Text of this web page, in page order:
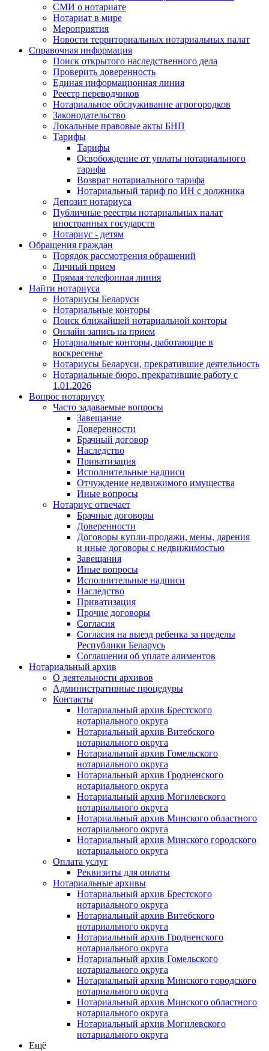
СМИ о нотариате
Нотариат в мире
Мероприятия
Новости территориальных нотариальных палат
Справочная информация
Поиск открытого наследственного дела
Проверить доверенность
Единая информационная линия
Реестр переводчиков
Нотариальное обслуживание агрогородков
Законодательство
Локальные правовые акты БНП
Тарифы
Тарифы
Освобождение от уплаты нотариального
тарифа
Возврат нотариального тарифа
Нотариальный тариф по ИН с должника
Депозит нотариуса
Публичные реестры нотариальных палат
иностранных государств
Нотариус - детям
Обращения граждан
Порядок рассмотрения обращений
Личный прием
Прямая телефонная линия
Найти нотариуса
Нотариусы Беларуси
Нотариальные конторы
Поиск ближайшей нотариальной конторы
Онлайн запись на прием
Нотариальные конторы, работающие в
воскресенье
Нотариусы Беларуси, прекратившие деятельность
Нотариальные бюро, прекратившие работу с
1.01.2026
Вопрос нотариусу
Часто задаваемые вопросы
Завещание
Доверенности
Брачный договор
Наследство
Приватизация
Исполнительные надписи
Отчуждение недвижимого имущества
Иные вопросы
Нотариус отвечает
Брачные договоры
Доверенности
Договоры купли-продажи, мены, дарения
и иные договоры с недвижимостью
Завещания
Иные вопросы
Исполнительные надписи
Наследство
Приватизация
Прочие договоры
Согласия
Согласия на выезд ребенка за пределы
Республики Беларусь
Соглашения об уплате алиментов
Нотариальный архив
О деятельности архивов
Административные процедуры
Контакты
Нотариальный архив Брестского
нотариального округа
Нотариальный архив Витебского
нотариального округа
Нотариальный архив Гомельского
нотариального округа
Нотариальный архив Гродненского
нотариального округа
Нотариальный архив Могилевского
нотариального округа
Нотариальный архив Минского областного
нотариального округа
Нотариальный архив Минского городского
нотариального округа
Оплата услуг
Реквизиты для оплаты
Нотариальные архивы
Нотариальный архив Брестского
нотариального округа
Нотариальный архив Витебского
нотариального округа
Нотариальный архив Гродненского
нотариального округа
Нотариальный архив Гомельского
нотариального округа
Нотариальный архив Минского городского
нотариального округа
Нотариальный архив Минского областного
нотариального округа
Нотариальный архив Могилевского
нотариального округа
Ещё